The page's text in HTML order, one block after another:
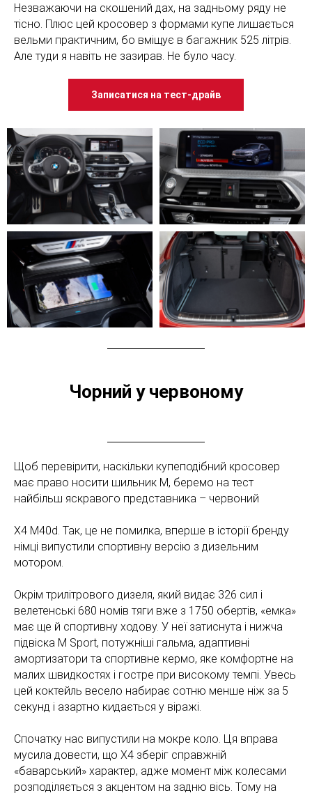
Незважаючи на скошений дах, на задньому ряду не
тісно. Плюс цей кросовер з формами купе лишається
вельми практичним, бо вміщує в багажник 525 літрів.
Але туди я навіть не зазирав. Не було часу.
Записатися на тест-драйв
Чорний у червоному
Щоб перевірити, наскільки купеподібний кросовер
має право носити шильник М, беремо на тест
найбільш яскравого представника – червоний
Х4 М40d. Так, це не помилка, вперше в історії бренду
німці випустили спортивну версію з дизельним
мотором.
Окрім трилітрового дизеля, який видає 326 сил і
велетенські 680 номів тяги вже з 1750 обертів, «емка»
має ще й спортивну ходову. У неї затиснута і нижча
підвіска M Sport, потужніші гальма, адаптивні
амортизатори та спортивне кермо, яке комфортне на
малих швидкостях і гостре при високому темпі. Увесь
цей коктейль весело набирає сотню менше ніж за 5
секунд і азартно кидається у віражі.
Спочатку нас випустили на мокре коло. Ця вправа
мусила довести, що Х4 зберіг справжній
«баварський» характер, адже момент між колесами
розподіляється з акцентом на задню вісь. Тому на